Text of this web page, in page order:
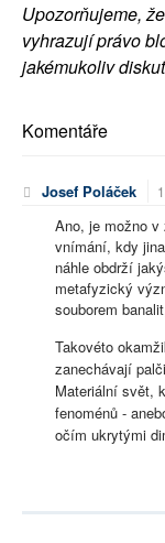
Upozorňujeme,
vyhrazují právo
jakémukoliv
Komentáře
Josef Poláček
Ano, je možno
vnímání, kdy
náhle obdrží
metafyzický
souborem
Takovéto
zanechávají
Materiální svět,
fenoménů -
očím ukrytými